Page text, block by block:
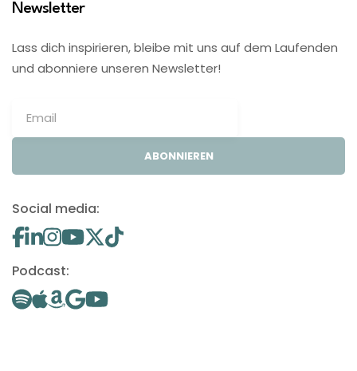
Newsletter
Lass dich inspirieren, bleibe mit uns auf dem Laufenden
und abonniere unseren Newsletter!
ABONNIEREN
Social media:
Podcast: